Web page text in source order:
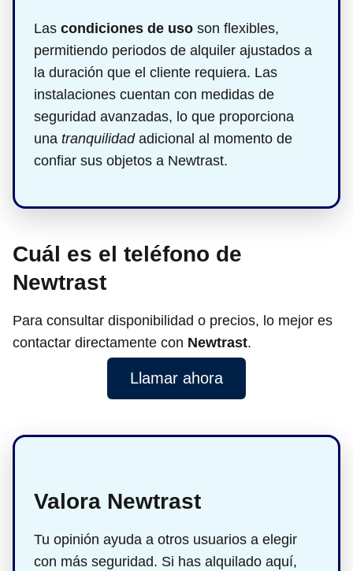
Las condiciones de uso son flexibles,
permitiendo periodos de alquiler ajustados a
la duración que el cliente requiera. Las
instalaciones cuentan con medidas de
seguridad avanzadas, lo que proporciona
una tranquilidadadicional al momento de
confiar sus objetos a Newtrast.
Cuál es el teléfono de
Newtrast
Para consultar disponibilidad o precios, lo mejor es
contactar directamente con Newtrast.
Llamar ahora
Valora Newtrast
Tu opinión ayuda a otros usuarios a elegir
con más seguridad. Si has alquilado aquí,